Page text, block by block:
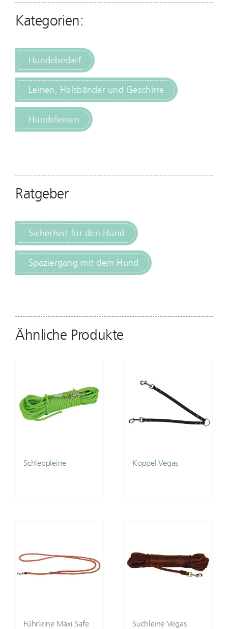
Kategorien:
Hundebedarf
Leinen, Halsbänder und Geschirre
Hundeleinen
Ratgeber
Sicherheit für den Hund
Spaziergang mit dem Hund
Ähnliche Produkte
Schleppleine Koppel Vegas
Führleine Maxi Safe Suchleine Vegas